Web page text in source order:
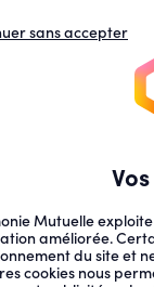
Mutuelle
améliorée.
du site et
cookies nous
sans accepter